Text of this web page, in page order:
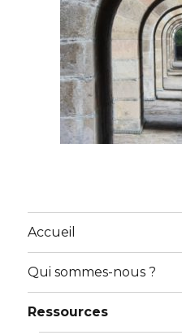
Accueil
Qui sommes-nous ?
Ressources